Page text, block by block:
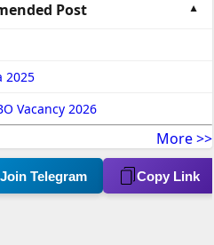
Post
2025
Vacancy 2026
More >>
Join Telegram Copy Link